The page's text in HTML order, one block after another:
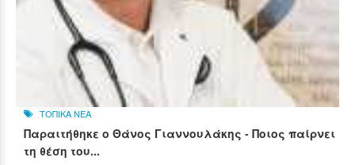
ΤΟΠΙΚΑ ΝΕΑ
Παραιτήθηκε ο Θάνος Γιαννουλάκης - Ποιος παίρνει
τη θέση του...